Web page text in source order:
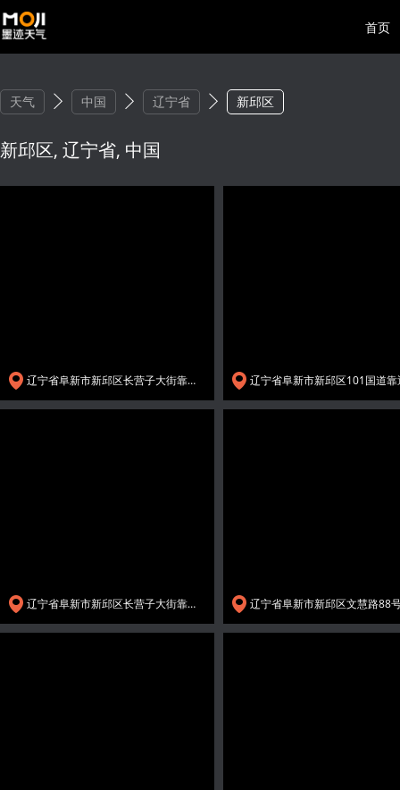
首页
天气 中国 辽宁省 新邱区
新邱区, 辽宁省, 中国
辽宁省阜新市新邱区长营子大街靠近大风车幼儿园
辽宁省阜新市新邱区长营子大街靠近长新小区33号楼